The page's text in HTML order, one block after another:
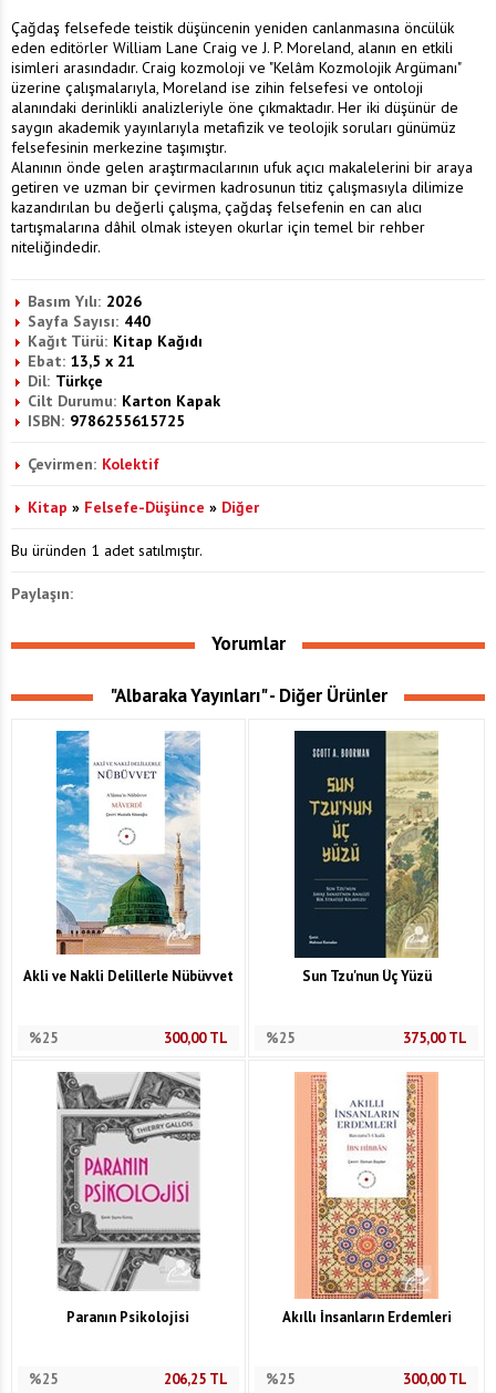
Çağdaş felsefede teistik düşüncenin yeniden canlanmasına öncülük
eden editörler William Lane Craig ve J. P. Moreland, alanın en etkili
isimleri arasındadır. Craig kozmoloji ve "Kelâm Kozmolojik Argümanı"
üzerine çalışmalarıyla, Moreland ise zihin felsefesi ve ontoloji
alanındaki derinlikli analizleriyle öne çıkmaktadır. Her iki düşünür de
saygın akademik yayınlarıyla metafizik ve teolojik soruları günümüz
felsefesinin merkezine taşımıştır.
Alanının önde gelen araştırmacılarının ufuk açıcı makalelerini bir araya
getiren ve uzman bir çevirmen kadrosunun titiz çalışmasıyla dilimize
kazandırılan bu değerli çalışma, çağdaş felsefenin en can alıcı
tartışmalarına dâhil olmak isteyen okurlar için temel bir rehber
niteliğindedir.
Basım Yılı: 2026
Sayfa Sayısı: 440
Kağıt Türü: Kitap Kağıdı
Ebat: 13,5 x 21
Dil: Türkçe
Cilt Durumu: Karton Kapak
ISBN: 9786255615725
Çevirmen: Kolektif
Kitap » Felsefe-Düşünce » Diğer
Bu üründen 1 adet satılmıştır.
Paylaşın:
Yorumlar
"Albaraka Yayınları" - Diğer Ürünler
Akli ve Nakli Delillerle Nübüvvet
%25 300,00TL
Sun Tzu'nun Üç Yüzü
%25 375,00TL
Paranın Psikolojisi
%25 206,25TL
Akıllı İnsanların Erdemleri
%25 300,00TL